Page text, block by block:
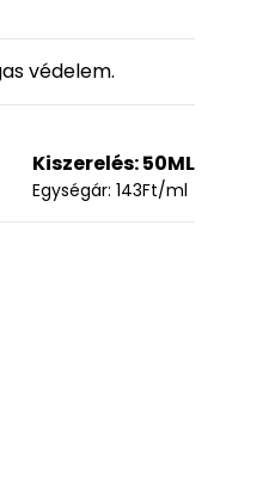
védelem.
Kiszerelés:50ML
Egységár: 143Ft/ml